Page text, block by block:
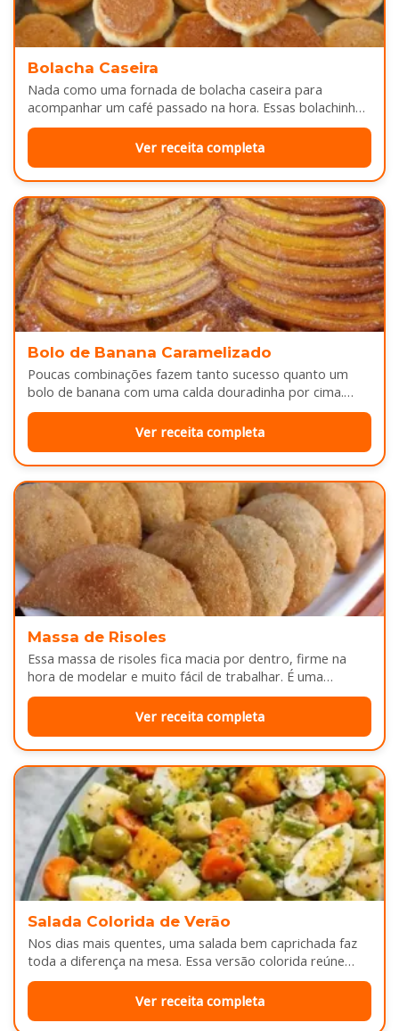
Bolacha Caseira
Nada como uma fornada de bolacha caseira para
acompanhar um café passado na hora. Essas bolachinhas
ficam levemente douradas por…
Ver receita completa
Bolo de Banana Caramelizado
Poucas combinações fazem tanto sucesso quanto um
bolo de banana com uma calda douradinha por cima.
Enquanto assa, aquele cheirinho…
Ver receita completa
Massa de Risoles
Essa massa de risoles fica macia por dentro, firme na
hora de modelar e muito fácil de trabalhar. É uma…
Ver receita completa
Salada Colorida de Verão
Nos dias mais quentes, uma salada bem caprichada faz
toda a diferença na mesa. Essa versão colorida reúne
legumes cozidos…
Ver receita completa